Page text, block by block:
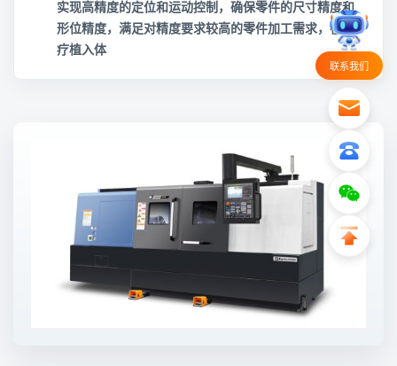
实现高精度的定位和运动控制，确保零件的尺寸精度和
形位精度，满足对精度要求较高的零件加工需求，在医
疗植入体
联系我们